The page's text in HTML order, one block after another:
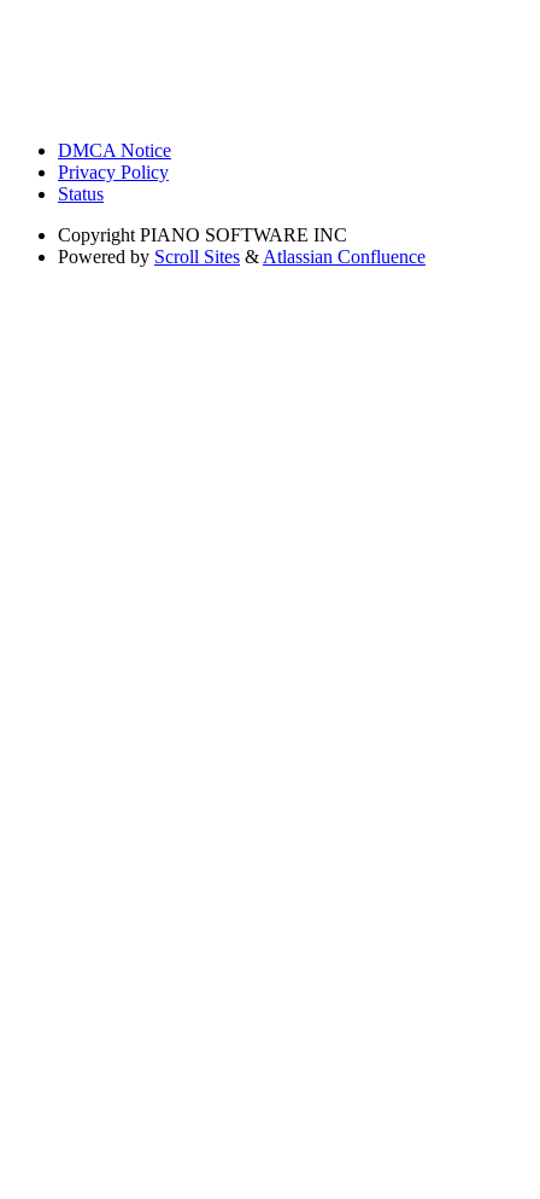
DMCA Notice
Privacy Policy
Status
Copyright PIANO SOFTWARE INC
Powered by Scroll Sites & Atlassian Confluence